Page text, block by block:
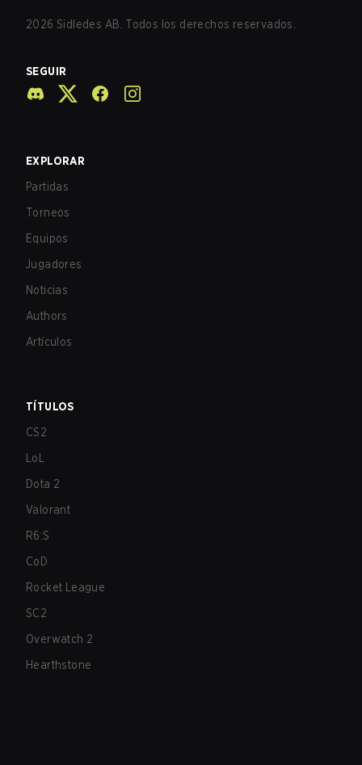
2026 Sidledes AB. Todos los derechos reservados.
SEGUIR
EXPLORAR
Partidas
Torneos
Equipos
Jugadores
Noticias
Authors
Artículos
TÍTULOS
CS2
LoL
Dota 2
Valorant
R6:S
CoD
Rocket League
SC2
Overwatch 2
Hearthstone